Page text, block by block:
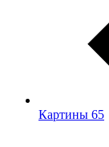
Картины 65